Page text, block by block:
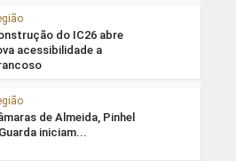
do IC26 abre
acessibilidade a
de Almeida, Pinhel
iniciam...